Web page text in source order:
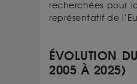
recherchées pour
représentatif de
ÉVOLUTION
2005 À 2025)